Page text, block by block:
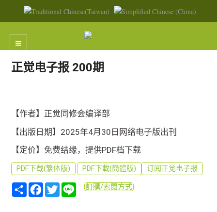
正觉电子报 200期
【作者】正觉同修会编译部
【出版日期】2025年4月30日网络电子版出刊
【定价】免费结缘，提供PDF档下载
PDF下载(繁体版) PDF下載(簡體版) 订阅正觉电子报
分
享
Facebook
TwitterLine訂購/索閱方式